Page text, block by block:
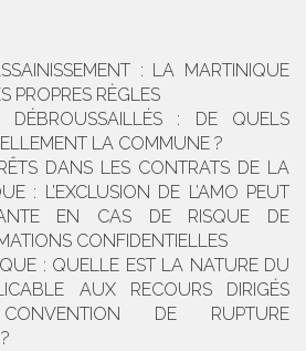
: LA MARTINIQUE
PROPRES RÈGLES
DÉBROUSSAILLÉS : DE QUELS
LA COMMUNE ?
DANS LES CONTRATS DE LA
: L’EXCLUSION DE L’AMO PEUT
EN CAS DE RISQUE DE
CONFIDENTIELLES
: QUELLE EST LA NATURE DU
AUX RECOURS DIRIGÉS
DE RUPTURE